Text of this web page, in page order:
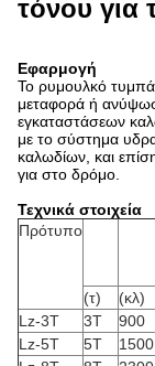
τόνου για
Εφαρμογή
Το ρυμουλκό
μεταφορά ή
εγκαταστάσεων
με το σύστημα
καλωδίων, και
για στο δρόμο.
Τεχνικά στοιχεία
Πρότυπο
(τ) (κλ)
Lz-3T
3T 900
Lz-5T
5T 1500